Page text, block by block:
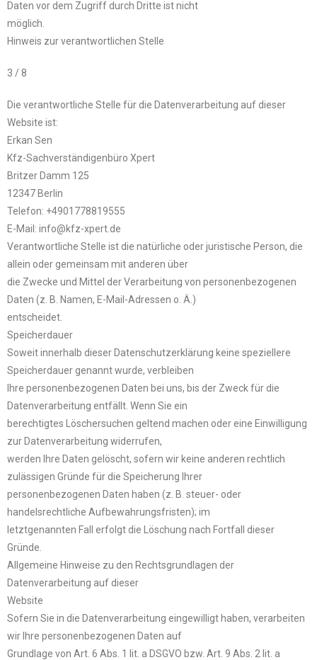
Daten vor dem Zugriff durch Dritte ist nicht
möglich.
Hinweis zur verantwortlichen Stelle
3 / 8
Die verantwortliche Stelle für die Datenverarbeitung auf dieser
Website ist:
Erkan Sen
Kfz-Sachverständigenbüro Xpert
Britzer Damm 125
12347 Berlin
Telefon: ‪+4901778819555‬
E-Mail: info@kfz-xpert.de
Verantwortliche Stelle ist die natürliche oder juristische Person, die
allein oder gemeinsam mit anderen über
die Zwecke und Mittel der Verarbeitung von personenbezogenen
Daten (z. B. Namen, E-Mail-Adressen o. Ä.)
entscheidet.
Speicherdauer
Soweit innerhalb dieser Datenschutzerklärung keine speziellere
Speicherdauer genannt wurde, verbleiben
Ihre personenbezogenen Daten bei uns, bis der Zweck für die
Datenverarbeitung entfällt. Wenn Sie ein
berechtigtes Löschersuchen geltend machen oder eine Einwilligung
zur Datenverarbeitung widerrufen,
werden Ihre Daten gelöscht, sofern wir keine anderen rechtlich
zulässigen Gründe für die Speicherung Ihrer
personenbezogenen Daten haben (z. B. steuer- oder
handelsrechtliche Aufbewahrungsfristen); im
letztgenannten Fall erfolgt die Löschung nach Fortfall dieser
Gründe.
Allgemeine Hinweise zu den Rechtsgrundlagen der
Datenverarbeitung auf dieser
Website
Sofern Sie in die Datenverarbeitung eingewilligt haben, verarbeiten
wir Ihre personenbezogenen Daten auf
Grundlage von Art. 6 Abs. 1 lit. a DSGVO bzw. Art. 9 Abs. 2 lit. a